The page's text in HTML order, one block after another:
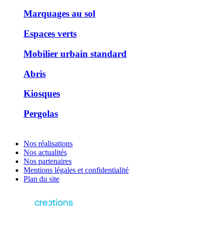
Marquages au sol
Espaces verts
Mobilier urbain standard
Abris
Kiosques
Pergolas
Nos réalisations
Nos actualités
Nos partenaires
Mentions légales et confidentialité
Plan du site